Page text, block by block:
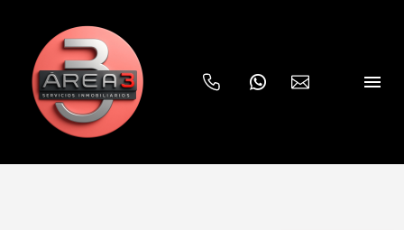

